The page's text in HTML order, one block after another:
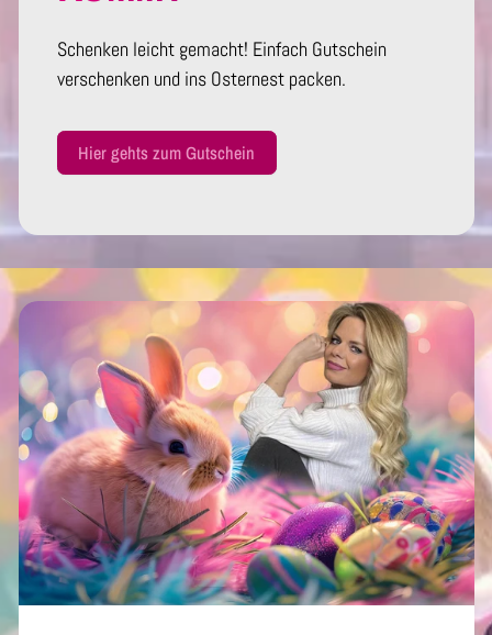
Schenken leicht gemacht! Einfach Gutschein
verschenken und ins Osternest packen.
Hier gehts zum Gutschein